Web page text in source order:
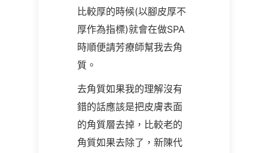
比較厚的時候(以腳皮厚不
厚作為指標)就會在做SPA
時順便請芳療師幫我去角
質。
去角質如果我的理解沒有
錯的話應該是把皮膚表面
的角質層去掉，比較老的
角質如果去除了，新陳代